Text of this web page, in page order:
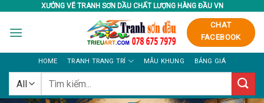
content
XƯỞNG VẼ TRANH SƠN DẦU CHẤT LƯỢNG HÀNG ĐẦU VN
CHAT
FACEBOOK
HOME TRANH TRANG TRÍ MẪU KHUNG BẢNG GIÁ
Tìm